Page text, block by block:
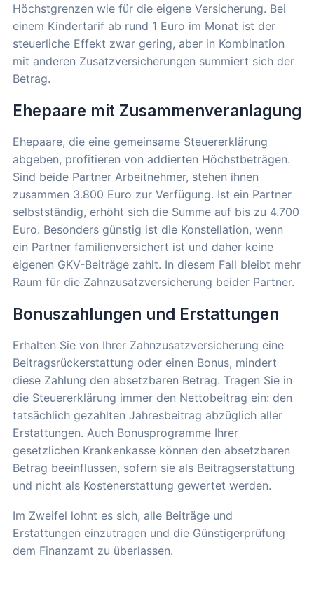
Höchstgrenzen wie für die eigene Versicherung. Bei
einem Kindertarif ab rund 1 Euro im Monat ist der
steuerliche Effekt zwar gering, aber in Kombination
mit anderen Zusatzversicherungen summiert sich der
Betrag.
Ehepaare mit Zusammenveranlagung
Ehepaare, die eine gemeinsame Steuererklärung
abgeben, profitieren von addierten Höchstbeträgen.
Sind beide Partner Arbeitnehmer, stehen ihnen
zusammen 3.800 Euro zur Verfügung. Ist ein Partner
selbstständig, erhöht sich die Summe auf bis zu 4.700
Euro. Besonders günstig ist die Konstellation, wenn
ein Partner familienversichert ist und daher keine
eigenen GKV-Beiträge zahlt. In diesem Fall bleibt mehr
Raum für die Zahnzusatzversicherung beider Partner.
Bonuszahlungen und Erstattungen
Erhalten Sie von Ihrer Zahnzusatzversicherung eine
Beitragsrückerstattung oder einen Bonus, mindert
diese Zahlung den absetzbaren Betrag. Tragen Sie in
die Steuererklärung immer den Nettobeitrag ein: den
tatsächlich gezahlten Jahresbeitrag abzüglich aller
Erstattungen. Auch Bonusprogramme Ihrer
gesetzlichen Krankenkasse können den absetzbaren
Betrag beeinflussen, sofern sie als Beitragserstattung
und nicht als Kostenerstattung gewertet werden.
Im Zweifel lohnt es sich, alle Beiträge und
Erstattungen einzutragen und die Günstigerprüfung
dem Finanzamt zu überlassen.